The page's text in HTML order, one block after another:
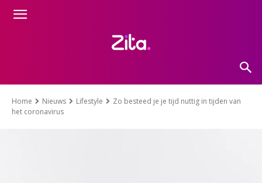
Home Nieuws Lifestyle
Zo besteed je je tijd nuttig in tijden van
het coronavirus